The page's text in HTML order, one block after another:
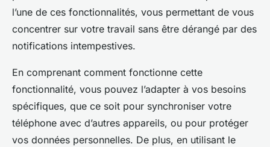
l’une de ces fonctionnalités, vous permettant de vous
concentrer sur votre travail sans être dérangé par des
notifications intempestives.
En comprenant comment fonctionne cette
fonctionnalité, vous pouvez l’adapter à vos besoins
spécifiques, que ce soit pour synchroniser votre
téléphone avec d’autres appareils, ou pour protéger
vos données personnelles. De plus, en utilisant le